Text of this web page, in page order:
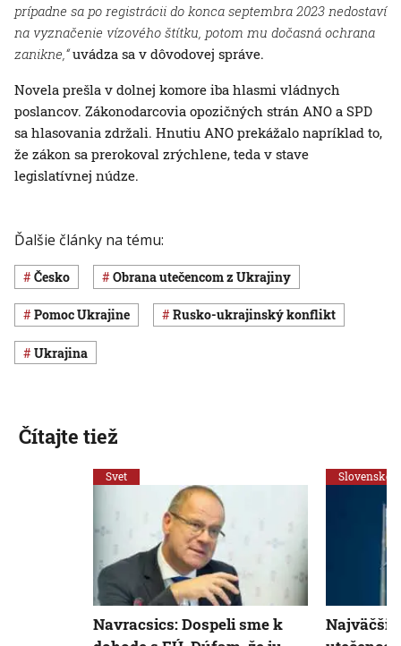
prípadne sa po registrácii do konca septembra 2023 nedostaví
na vyznačenie vízového štítku, potom mu dočasná ochrana
zanikne,“uvádza sa v dôvodovej správe.
Novela prešla v dolnej komore iba hlasmi vládnych
poslancov. Zákonodarcovia opozičných strán ANO a SPD
sa hlasovania zdržali. Hnutiu ANO prekážalo napríklad to,
že zákon sa prerokoval zrýchlene, teda v stave
legislatívnej núdze.
Ďalšie články na tému:
Česko obrana utečencom z Ukrajiny
pomoc Ukrajine rusko-ukrajinský konflikt
Ukrajina
Čítajte tiež
Svet
Navracsics: Dospeli sme k
Slovensko